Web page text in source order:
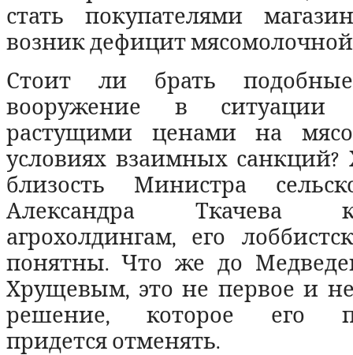
стать покупателями
возник дефицит
Стоит ли брать
вооружение в ситуации
растущими ценами на
условиях взаимных санкций?
близость Министра
Александра
агрохолдингам, его
понятны. Что же до
Хрущевым, это не первое и
решение, которое его
придется отменять.